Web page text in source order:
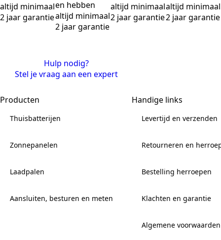
altijd minimaal
2 jaar garantie
en hebben
altijd minimaal
2 jaar garantie
altijd minimaal
2 jaar garantie
altijd minimaal
2 jaar garantie
Hulp nodig?
Stel je vraag aan een expert
Producten
Thuisbatterijen
Zonnepanelen
Laadpalen
Aansluiten, besturen en meten
Handige links
Levertijd en verzenden
Retourneren en
Bestelling herroepen
Klachten en garantie
Algemene voorwaarden